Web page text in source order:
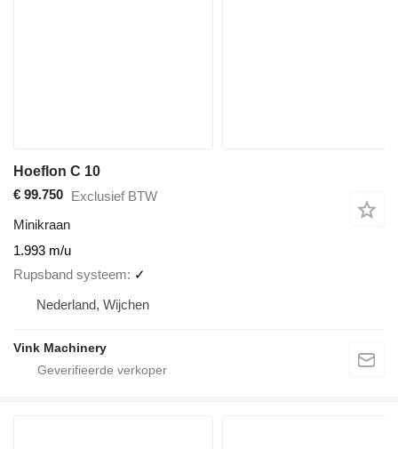
Hoeflon C 10
€ 99.750 Exclusief BTW
Minikraan
1.993 m/u
Rupsband systeem
✓
Nederland, Wijchen
Vink Machinery